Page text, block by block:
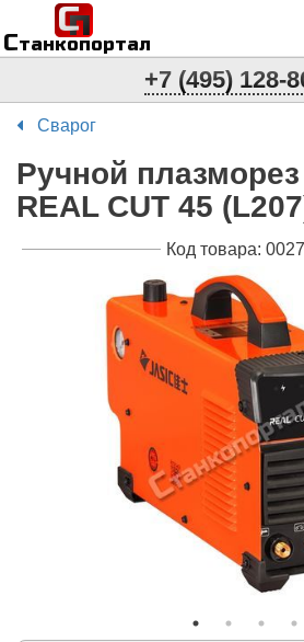
Станкопортал
п
С
+7 (495) 128-
Сварог
Ручной
REAL CUT 45
Код товара: